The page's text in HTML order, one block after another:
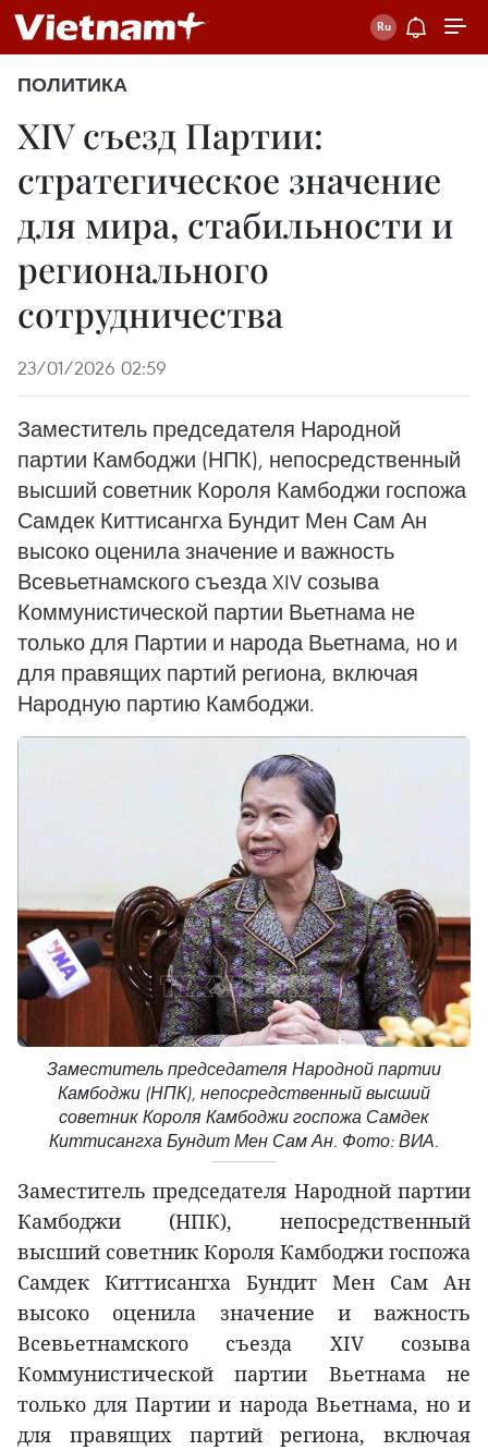
ПОЛИТИКА
XIV съезд Партии:
стратегическое значение
для мира, стабильности и
регионального
сотрудничества
23/01/2026 02:59
Заместитель председателя Народной
партии Камбоджи (НПК), непосредственный
высший советник Короля Камбоджи госпожа
Самдек Киттисангха Бундит Мен Сам Ан
высоко оценила значение и важность
Всевьетнамского съезда XIV созыва
Коммунистической партии Вьетнама не
только для Партии и народа Вьетнама, но и
для правящих партий региона, включая
Народную партию Камбоджи.
Заместитель председателя Народной партии
Камбоджи (НПК), непосредственный высший
советник Короля Камбоджи госпожа Самдек
Киттисангха Бундит Мен Сам Ан. Фото: ВИА.
Заместитель председателя Народной партии
Камбоджи (НПК), непосредственный
высший советник Короля Камбоджи госпожа
Самдек Киттисангха Бундит Мен Сам Ан
высоко оценила значение и важность
Всевьетнамского съезда XIV созыва
Коммунистической партии Вьетнама не
только для Партии и народа Вьетнама, но и
для правящих партий региона, включая